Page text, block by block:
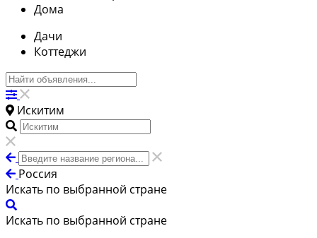
Дома
Дачи
Коттеджи
Искитим
Россия
Искать по выбранной стране
Искать по выбранной стране